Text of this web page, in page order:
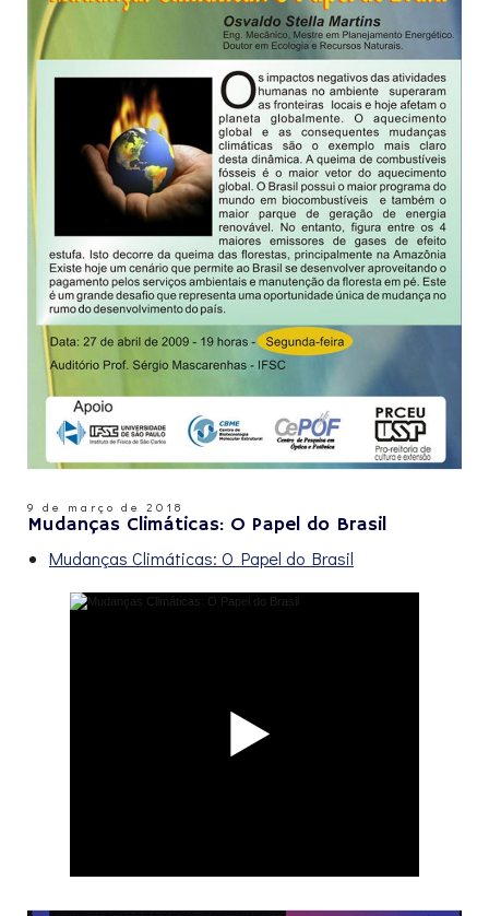
9 de março de 2018
Mudanças Climáticas: O Papel do Brasil
Mudanças Climáticas: O Papel do Brasil